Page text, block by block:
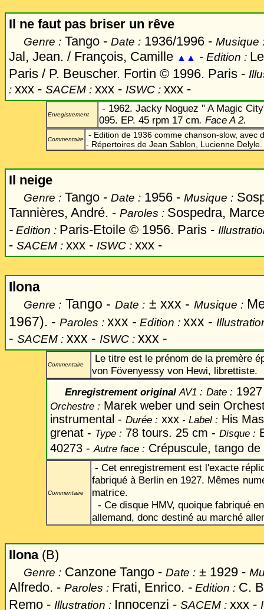
Il ne faut pas briser un rêve
Genre : Tango - Date : 1936/1996 - Musique
Jal, Jean. / François, Camille ▲▲ - Edition :
Paris / P. Beuscher. Fortin © 1996. Paris -
: xxx - SACEM : xxx - ISWC : xxx -
Enregistrement
- 1962. Jacky Noguez " A Magic
095. EP. 45 rpm 17 cm. Face A 2.
Commentaire
- Edition de 1936 comme chanson-slow, avec
- Répertoires de Jean Sablon, Lucienne Delyle.
Il neige
Genre : Tango - Date : 1956 - Musique :
Tannières, André. - Paroles : Sospedra,
- Edition : Paris-Etoile © 1956. Paris -
- SACEM : xxx - ISWC : xxx -
Ilona
Genre : Tango - Date : ± xxx - Musique :
1967). - Paroles : xxx - Edition : xxx -
- SACEM : xxx - ISWC : xxx -
Commentaire
Le titre est le prénom de la premère
von Fövenyessy von Hewi, librettiste.
Enregistrement originalAV1 : Date :
Orchestre : Marek weber und sein
instrumental - Durée : xxx - Label : His
grenat - Type : 78 tours. 25 cm - Disque :
40273 - Autre face : Crépuscule, tango de
Commentaire
- Cet enregistrement est l'exacte
fabriqué à Berlin en 1927. Mêmes
matrice.
- Ce disque HMV, quoique fabriqué
allemand, donc destiné au marché
Ilona (B)
Genre : Canzone Tango - Date : ± 1929 -
Alfredo. - Paroles : Frati, Enrico. - Edition : C.
Remo - Illustration : Innocenzi - SACEM : xxx -